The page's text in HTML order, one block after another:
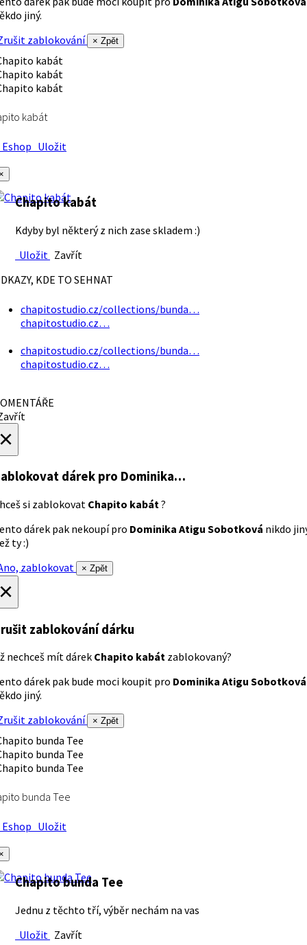
jiný.
zablokování
× Zpět
kabát
Uložit
Chapito kabát
Kdyby byl některý z nich zase skladem :)
Uložit Zavřít
KDE TO SEHNAT
chapitostudio.cz/collections/bunda…
chapitostudio.cz…
chapitostudio.cz/collections/bunda…
chapitostudio.cz…
dárek pro Dominika…
si zablokovat Chapito kabát ?
dárek pak nekoupí pro Dominika Atigu Sobotková nikdo
ty :)
zablokovat
× Zpět
zablokování dárku
nechceš mít dárek Chapito kabát zablokovaný?
dárek pak bude moci koupit pro Dominika Atigu Sobotková
jiný.
zablokování
× Zpět
bunda Tee
Uložit
Chapito bunda Tee
Jednu z těchto tří, výběr nechám na vas
Uložit Zavřít